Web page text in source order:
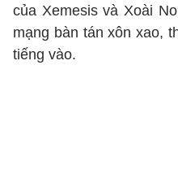
của Xemesis và Xoài
mạng bàn tán xôn xao,
tiếng vào.